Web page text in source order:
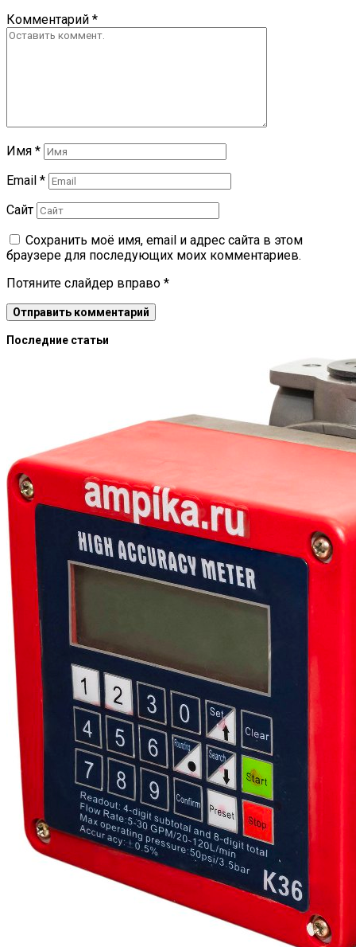
Комментарий *
Имя *
Email *
Сайт
Сохранить моё имя, email и адрес сайта в этом
браузере для последующих моих комментариев.
Потяните слайдер вправо *
Последние статьи